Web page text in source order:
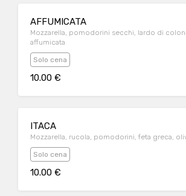
AFFUMICATA
Mozzarella, pomodorini secchi, lardo di
affumicata
Solo cena
10.00 €
ITACA
Mozzarella, rucola, pomodorini, feta greca,
Solo cena
10.00 €